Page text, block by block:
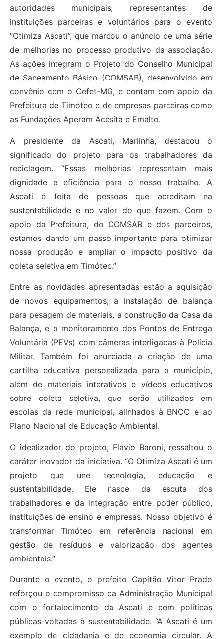
autoridades municipais, representantes de
instituições parceiras e voluntários para o evento
“Otimiza Ascati”, que marcou o anúncio de uma série
de melhorias no processo produtivo da associação.
As ações integram o Projeto do Conselho Municipal
de Saneamento Básico (COMSAB), desenvolvido em
convênio com o Cefet-MG, e contam com apoio da
Prefeitura de Timóteo e de empresas parceiras como
as Fundações Aperam Acesita e Emalto.
A presidente da Ascati, Mariinha, destacou o
significado do projeto para os trabalhadores da
reciclagem. “Essas melhorias representam mais
dignidade e eficiência para o nosso trabalho. A
Ascati é feita de pessoas que acreditam na
sustentabilidade e no valor do que fazem. Com o
apoio da Prefeitura, do COMSAB e dos parceiros,
estamos dando um passo importante para otimizar
nossa produção e ampliar o impacto positivo da
coleta seletiva em Timóteo.”
Entre as novidades apresentadas estão a aquisição
de novos equipamentos, a instalação de balança
para pesagem de materiais, a construção da Casa da
Balança, e o monitoramento dos Pontos de Entrega
Voluntária (PEVs) com câmeras interligadas à Polícia
Militar. Também foi anunciada a criação de uma
cartilha educativa personalizada para o município,
além de materiais interativos e vídeos educativos
sobre coleta seletiva, que serão utilizados em
escolas da rede municipal, alinhados à BNCC e ao
Plano Nacional de Educação Ambiental.
O idealizador do projeto, Flávio Baroni, ressaltou o
caráter inovador da iniciativa. “O Otimiza Ascati é um
projeto que une tecnologia, educação e
sustentabilidade. Ele nasce da escuta dos
trabalhadores e da integração entre poder público,
instituições de ensino e empresas. Nosso objetivo é
transformar Timóteo em referência nacional em
gestão de resíduos e valorização dos agentes
ambientais.”
Durante o evento, o prefeito Capitão Vitor Prado
reforçou o compromisso da Administração Municipal
com o fortalecimento da Ascati e com políticas
públicas voltadas à sustentabilidade. “A Ascati é um
exemplo de cidadania e de economia circular. A